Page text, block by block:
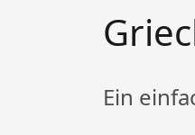
Ein